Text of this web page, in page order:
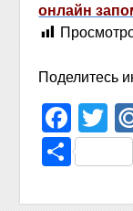
онлайн
Поделитесь